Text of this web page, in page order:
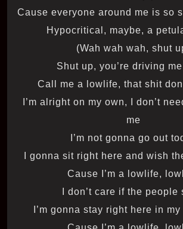
Hypocritical, maybe, a
Shut up, you’re driving
Call me a lowlife, that shit
I’m alright on my own, I don’t
me
I’m not gonna go out
I gonna sit right here and wish
I don’t care if the people
I’m gonna stay right here in